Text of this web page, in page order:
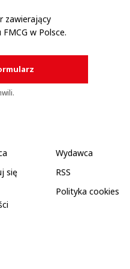
zawierający
w Polsce.
Wydawca
się
RSS
Polityka cookies